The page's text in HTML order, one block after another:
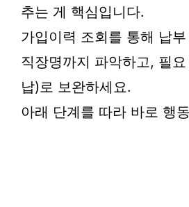
추는 게 핵심입니다.
가입이력 조회를 통해 납
직장명까지 파악하고, 필
납)로 보완하세요.
아래 단계를 따라 바로 행